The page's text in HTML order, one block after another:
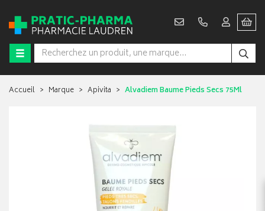
Accueil Marque Apivita Alvadiem Baume Pieds Secs 75Ml